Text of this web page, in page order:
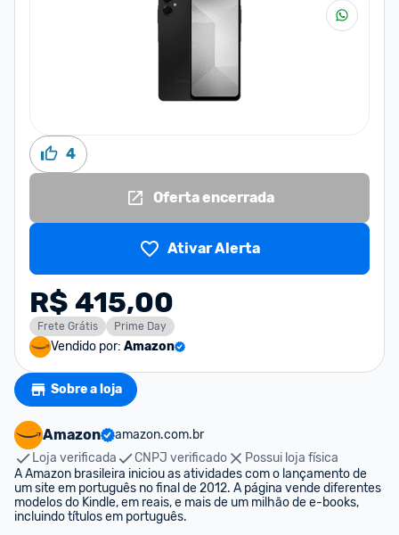
4
Oferta encerrada
Ativar Alerta
R$ 415,00
Frete Grátis Prime Day
Vendido por: Amazon
Sobre a loja
Amazon
amazon.com.br
Loja verificada
CNPJ verificado
Possui loja física
A Amazon brasileira iniciou as atividades com o lançamento de
um site em português no final de 2012. A página vende diferentes
modelos do Kindle, em reais, e mais de um milhão de e-books,
incluindo títulos em português.